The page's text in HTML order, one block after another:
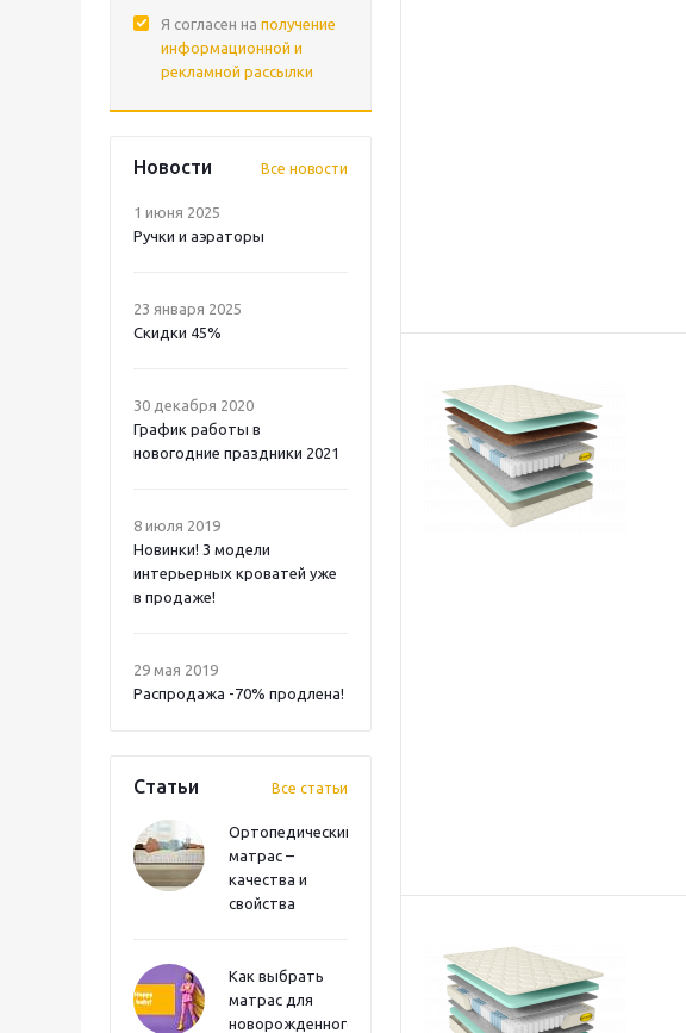
Я согласен на получение
информационной и
рекламной рассылки
Новости Все новости
1 июня 2025
Ручки и аэраторы
23 января 2025
Скидки 45%
30 декабря 2020
График работы в
новогодние праздники 2021
8 июля 2019
Новинки! 3 модели
интерьерных кроватей уже
в продаже!
29 мая 2019
Распродажа -70% продлена!
Статьи Все статьи
Ортопедический
матрас –
качества и
свойства
Как выбрать
матрас для
новорожденного?